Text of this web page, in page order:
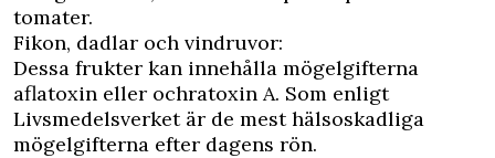
tomater.
Fikon, dadlar och vindruvor:
Dessa frukter kan innehålla mögelgifterna
aflatoxin eller ochratoxin A. Som enligt
Livsmedelsverketär de mest hälsoskadliga
mögelgifterna efter dagens rön.